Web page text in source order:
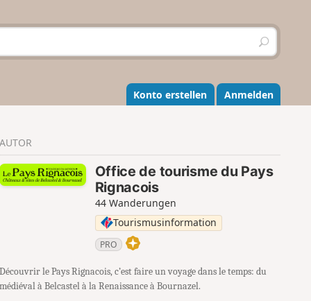
S
u
h
e
n
Konto erstellen Anmelden
AUTOR
Office de tourisme du Pays
Rignacois
44 Wanderungen
Tourismusinformation
PRO
Découvrir le Pays Rignacois, c’est faire un voyage dans le temps: du
médiéval à Belcastel à la Renaissance à Bournazel.